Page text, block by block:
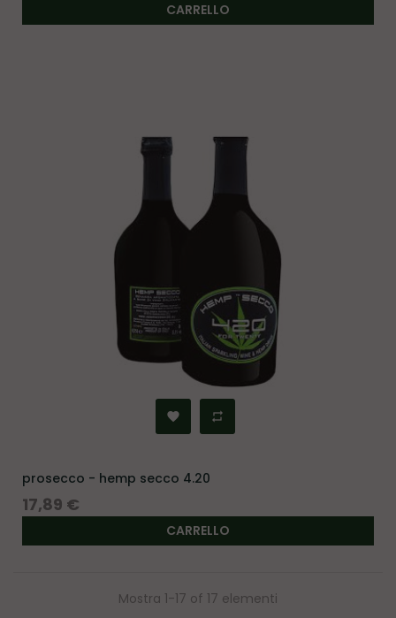
CARRELLO
prosecco - hemp secco 4.20
Prezzo
17,89 €
CARRELLO
Mostra 1-17 of 17 elementi